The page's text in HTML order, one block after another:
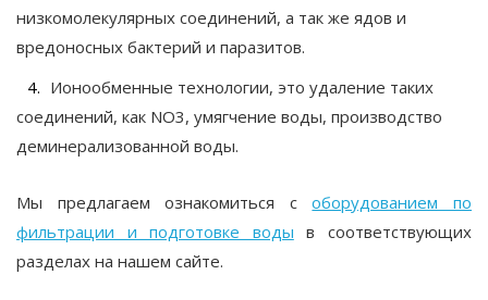
низкомолекулярных соединений, а так же ядов и
вредоносных бактерий и паразитов.
Ионообменные технологии, это удаление таких
соединений, как NO3, умягчение воды, производство
деминерализованной воды.
Мы предлагаем ознакомиться соборудованием по
фильтрации и подготовке воды в соответствующих
разделах на нашем сайте.